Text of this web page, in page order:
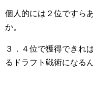
個人的には２位ですら
か。
３．４位で獲得できれ
るドラフト戦術になる